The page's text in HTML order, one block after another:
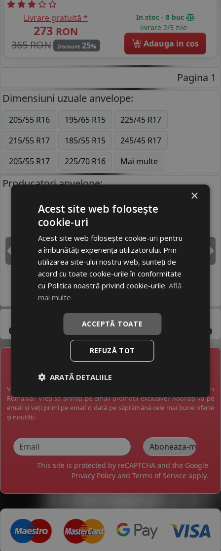
Livrare gratuită *
273 RON
365 RON
Discount 25%
In stoc - 8 buc
livrare 2/3 zile
4 Adauga in cos
Pagina 1
Dimensiuni uzuale anvelope:
205/55 R16 195/65 R15
225/45 R17
215/55 R17
185/55 R15
245/45 R17
205/55 R17
225/70 R16 Mai multe
Producatori anvelope:
BRIDGESTONE
DUNLOP GOODYEAR
HANKOOK MICHELIN
Inapoi
Pneuri 185/45R15 -
Gama variata de laproducatori de top
Vreți să fiți la curent cu toate noutățile în industria anvelopelor în
România? Vreți să primiți pe email promoții exclusive? Abonați-vă pe
email și veți primi pe email o dată pe săptămână cele mai bune oferte
și noutăți.
This site is protected by reCAPTCHA and the Google
Privacy Policy and Terms of Service apply.
×
Acest site web folosește
cookie-uri
Acest site web folosește cookie-uri pentru
a îmbunătăți experiența utilizatorului. Prin
utilizarea site-ului nostru web, sunteți de
acord cu toate cookie-urile în conformitate
cu Politica noastră privind cookie-urile.Află
mai multe
ACCEPTĂ TOATE
REFUZĂ TOT
ARATĂ DETALIILE